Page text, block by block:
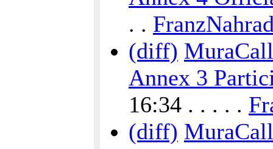
. .
(diff)
Annex 3
16:34 . . . . .
(diff)